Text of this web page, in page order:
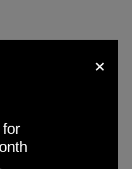
demonstrat că
ar fi cocaina,
×